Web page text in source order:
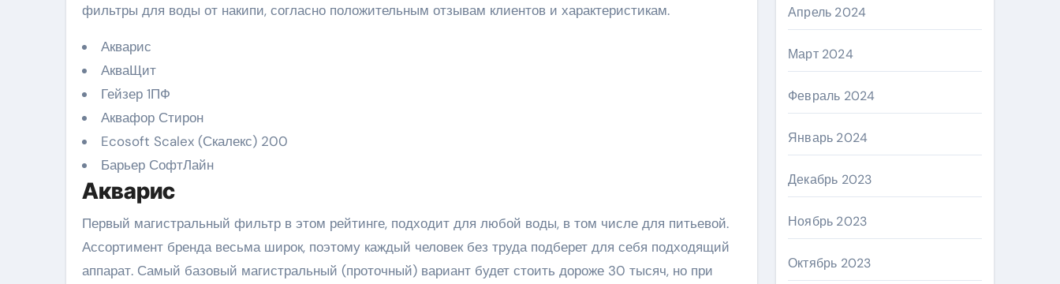
фильтры для воды от накипи, согласно положительным отзывам клиентов и характеристикам.
Акварис
АкваЩит
Гейзер 1ПФ
Аквафор Стирон
Ecosoft Scalex (Скалекс) 200
Барьер СофтЛайн
Акварис
Первый магистральный фильтр в этом рейтинге, подходит для любой воды, в том числе для питьевой.
Ассортимент бренда весьма широк, поэтому каждый человек без труда подберет для себя подходящий
аппарат. Самый базовый магистральный (проточный) вариант будет стоить дороже 30 тысяч, но при
Апрель 2024
Март 2024
Февраль 2024
Январь 2024
Декабрь 2023
Ноябрь 2023
Октябрь 2023